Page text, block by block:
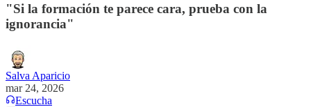
"Si la formación te parece cara, prueba con la
ignorancia"
Salva Aparicio
mar 24, 2026
Escucha